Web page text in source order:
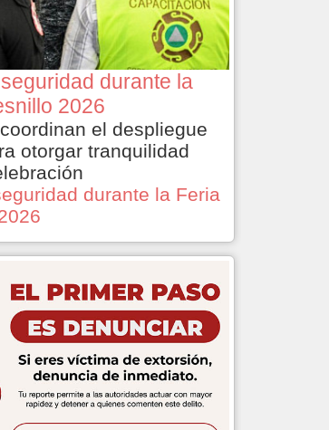
durante la
2026
el despliegue
otorgar tranquilidad
durante la Feria